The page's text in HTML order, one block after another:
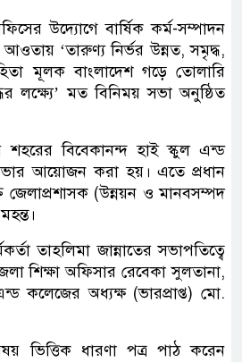
উদ্যোগে বার্ষিক কর্ম-সম্পাদন
‘তারুণ্য নির্ভর উন্নত, সমৃদ্ধ,
মূলক বাংলাদেশ গড়ে তোলারি
লক্ষ্যে’ মত বিনিময় সভা অনুষ্ঠিত
বিবেকানন্দ হাই স্কুল এন্ড
আয়োজন করা হয়। এতে প্রধান
জেলাপ্রশাসক (উন্নয়ন ও মানবসম্পদ
তাহলিমা জান্নাতের সভাপতিত্বে
শিক্ষা অফিসার রেবেকা সুলতানা,
কলেজের অধ্যক্ষ (ভারপ্রাপ্ত) মো.
ভিত্তিক ধারণা পত্র পাঠ করেন